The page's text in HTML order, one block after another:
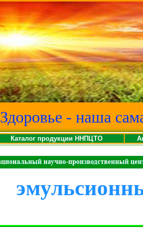
Здоровье - наша
Каталог продукции ННПЦТО